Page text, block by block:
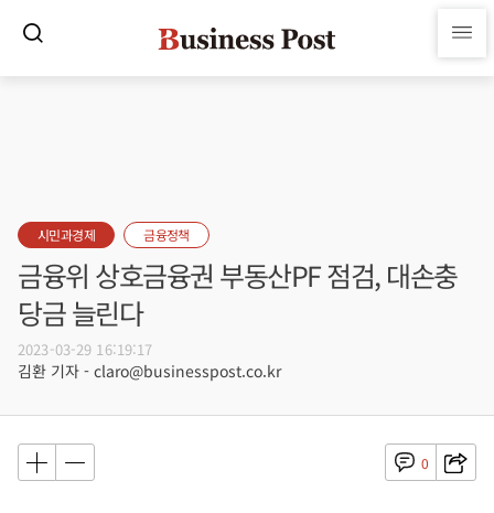
시민과경제 금융정책
금융위 상호금융권 부동산PF 점검, 대손충
당금 늘린다
2023-03-29 16:19:17
김환 기자 - claro@businesspost.co.kr
0